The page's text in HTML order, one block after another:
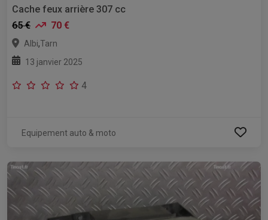
Cache feux arrière 307 cc
65 €
70 €
Albi,Tarn
13 janvier 2025
4
Equipement auto & moto